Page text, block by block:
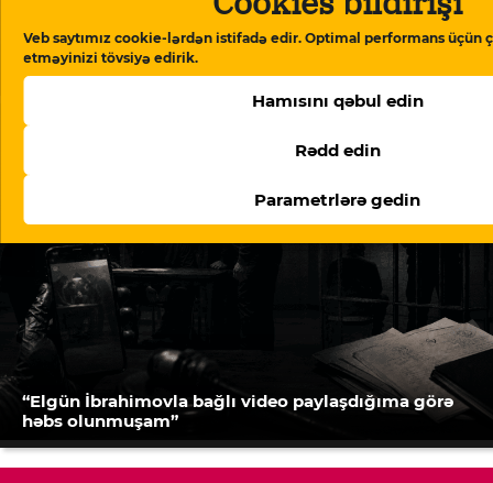
Veb saytımız cookie-lərdən istifadə edir. Optimal performans üçün
etməyinizi tövsiyə edirik.
Hamısını qəbul edin
Rədd edin
Parametrlərə gedin
Azərbaycanda sosial şəbəkə platformaları üçün
cərimələr müəyyənləşib
“Elgün İbrahimovla bağlı video paylaşdığıma görə
həbs olunmuşam”